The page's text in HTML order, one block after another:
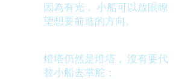
因為有光， 小船可以放眼瞭
望想要前進的方向。
燈塔仍然是燈塔， 沒有要代
替小船去掌舵；